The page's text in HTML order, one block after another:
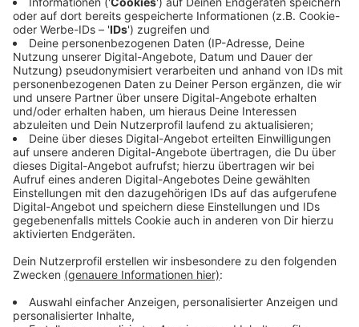
dass aus diesem ersten Treffen etwas entstehen
wird, das sie bis heute verbindet. An diesem Tag wird
der Grundstein für Saint Chaos gelegt.
Die Musik, die seitdem entstanden ist, spricht von
Anfang an mit keiner anderen Stimme als der eigenen.
Weil diese nicht nur aus zwei Köpfen, sondern auch aus
zwei Herzen kommt, reden die beiden Songwriter
gerne von einem "ambivalenten" Sound, der sich auch
im Bandnamen widerspiegelt. Saint Chaos sind immer
beides: extro- und introvertiert, zweifelnd und
selbstbewusst. "Where I Belong" erhaltet ihr hier als
Kostprobe.
Anzeige